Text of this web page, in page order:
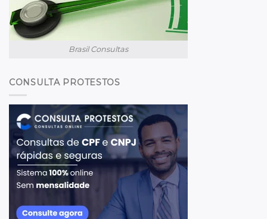
Brasil Consultas
CONSULTA PROTESTOS